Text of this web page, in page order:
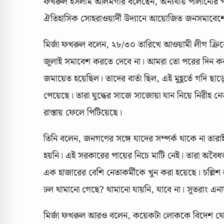
ঐতিহাসিক সোহরাওয়ার্দী উদ্যানে আয়োজিত
মির্জা ফখরুল বলেন, ২৮/৩০ তারিখে আওয়ামী লীগ
জুলাই সমাবেশ করতে দেবে না। আমরা তো পরের দিন
জমায়েত হয়েছিল। তাদের বার্তা ছিল, এই মুহূর্তে গদি
পেয়েছে। তারা যুদ্ধের সাজে সাজোয়া যান নিয়ে নিরীহ
রাস্তায় ফেলে পিটিয়েছে।
তিনি বলেন, জনগণের সঙ্গে যাদের সম্পর্ক থাকে না
হয়নি। এই সরকারের পায়ের নিচে মাটি নেই। তারা
এক হাজারের বেশি নেতাকর্মীকে খুন করা হয়েছে।
ঢল থামানো গেছে? থামানো যায়নি, যাবে না। সুতরাং
মির্জা ফখরুল আরও বলেন, কয়েকটা লোককে বিদেশ